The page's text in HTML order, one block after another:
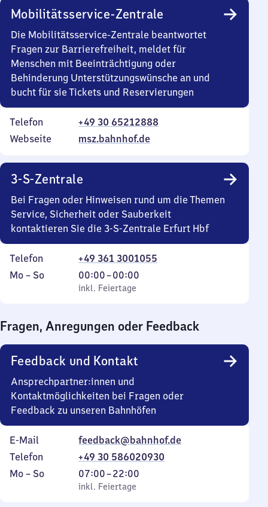
Mobilitätsservice-Zentrale
Die Mobilitätsservice-Zentrale beantwortet
Fragen zur Barrierefreiheit, meldet für
Menschen mit Beeinträchtigung oder
Behinderung Unterstützungswünsche an und
bucht für sie Tickets und Reservierungen
Telefon
+49 30 65212888
Webseite
msz.bahnhof.de
3-S-Zentrale
Bei Fragen oder Hinweisen rund um die Themen
Service, Sicherheit oder Sauberkeit
kontaktieren Sie die 3-S-Zentrale Erfurt Hbf
Telefon
+49 361 3001055
Montag
Mo – So,
inkl. Feiertage
00:00–00:00
Von
0
0
Uhr
inkl. Feiertage
Fragen, Anregungen oder Feedback
Feedback und Kontakt
Ansprechpartner:innen und
Kontaktmöglichkeiten bei Fragen oder
Feedback zu unseren Bahnhöfen
E-Mail
feedback@bahnhof.de
Telefon
+49 30 586020930
Montag
Mo – So,
inkl. Feiertage
07:00–22:00
Von
7
inkl. Feiertage